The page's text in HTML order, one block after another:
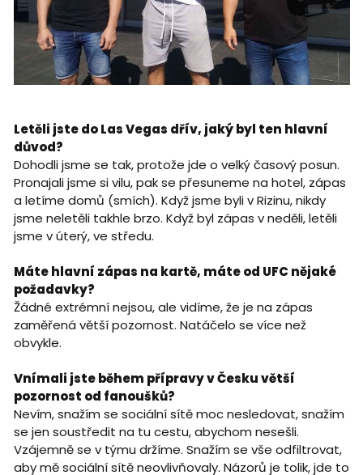
Letěli jste do Las Vegas dřív, jaký byl ten hlavní
důvod?
Dohodli jsme se tak, protože jde o velký časový posun.
Pronajali jsme si vilu, pak se přesuneme na hotel, zápas
a letíme domů (smích). Když jsme byli v Rizinu, nikdy
jsme neletěli takhle brzo. Když byl zápas v neděli, letěli
jsme v úterý, ve středu.
Máte hlavní zápas na kartě, máte od UFC nějaké
požadavky?
Žádné extrémní nejsou, ale vidíme, že je na zápas
zaměřená větší pozornost. Natáčelo se více než
obvykle.
Vnímali jste během přípravy v Česku větší
pozornost od fanoušků?
Nevím, snažím se sociální sítě moc nesledovat, snažím
se jen soustředit na tu cestu, abychom nesešli.
Vzájemně se v týmu držíme. Snažím se vše odfiltrovat,
aby mě sociální sítě neovlivňovaly. Názorů je tolik, jde to